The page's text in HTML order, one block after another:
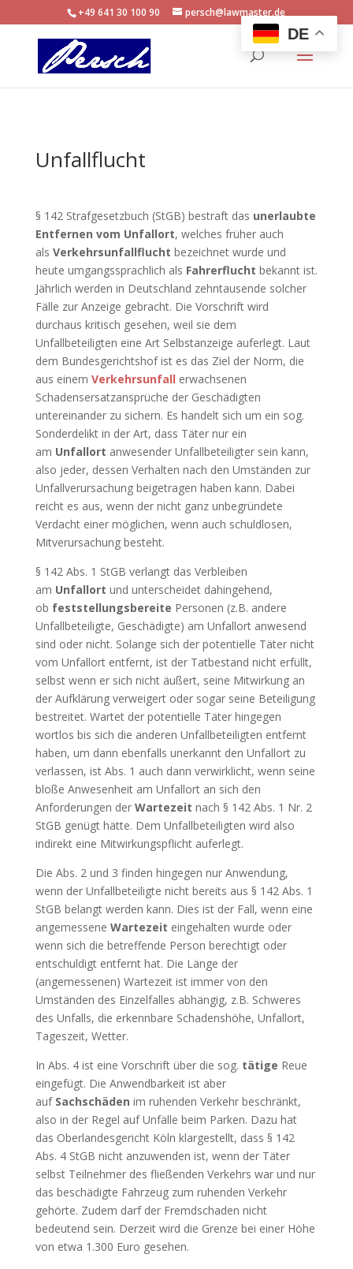
+49 641 30 100 90 persch@lawmaster.de
Unfallflucht
§ 142 Strafgesetzbuch (StGB) bestraft das unerlaubte
Entfernen vom Unfallort, welches früher auch
als Verkehrsunfallflucht bezeichnet wurde und
heute umgangssprachlich als Fahrerflucht bekannt ist.
Jährlich werden in Deutschland zehntausende solcher
Fälle zur Anzeige gebracht. Die Vorschrift wird
durchaus kritisch gesehen, weil sie dem
Unfallbeteiligten eine Art Selbstanzeige auferlegt. Laut
dem Bundesgerichtshof ist es das Ziel der Norm, die
aus einem Verkehrsunfall erwachsenen
Schadensersatzansprüche der Geschädigten
untereinander zu sichern. Es handelt sich um ein sog.
Sonderdelikt in der Art, dass Täter nur ein
am Unfallort anwesender Unfallbeteiligter sein kann,
also jeder, dessen Verhalten nach den Umständen zur
Unfallverursachung beigetragen haben kann. Dabei
reicht es aus, wenn der nicht ganz unbegründete
Verdacht einer möglichen, wenn auch schuldlosen,
Mitverursachung besteht.
§ 142 Abs. 1 StGB verlangt das Verbleiben
am Unfallort und unterscheidet dahingehend,
ob feststellungsbereite Personen (z.B. andere
Unfallbeteiligte, Geschädigte) am Unfallort anwesend
sind oder nicht. Solange sich der potentielle Täter nicht
vom Unfallort entfernt, ist der Tatbestand nicht erfüllt,
selbst wenn er sich nicht äußert, seine Mitwirkung an
der Aufklärung verweigert oder sogar seine Beteiligung
bestreitet. Wartet der potentielle Täter hingegen
wortlos bis sich die anderen Unfallbeteiligten entfernt
haben, um dann ebenfalls unerkannt den Unfallort zu
verlassen, ist Abs. 1 auch dann verwirklicht, wenn seine
bloße Anwesenheit am Unfallort an sich den
Anforderungen der Wartezeit nach § 142 Abs. 1 Nr. 2
StGB genügt hätte. Dem Unfallbeteiligten wird also
indirekt eine Mitwirkungspflicht auferlegt.
Die Abs. 2 und 3 finden hingegen nur Anwendung,
wenn der Unfallbeteiligte nicht bereits aus § 142 Abs. 1
StGB belangt werden kann. Dies ist der Fall, wenn eine
angemessene Wartezeit eingehalten wurde oder
wenn sich die betreffende Person berechtigt oder
entschuldigt entfernt hat. Die Länge der
(angemessenen) Wartezeit ist immer von den
Umständen des Einzelfalles abhängig, z.B. Schweres
des Unfalls, die erkennbare Schadenshöhe, Unfallort,
Tageszeit, Wetter.
In Abs. 4 ist eine Vorschrift über die sog. tätige Reue
eingefügt. Die Anwendbarkeit ist aber
auf Sachschäden im ruhenden Verkehr beschränkt,
also in der Regel auf Unfälle beim Parken. Dazu hat
das Oberlandesgericht Köln klargestellt, dass § 142
Abs. 4 StGB nicht anzuwenden ist, wenn der Täter
selbst Teilnehmer des fließenden Verkehrs war und nur
das beschädigte Fahrzeug zum ruhenden Verkehr
gehörte. Zudem darf der Fremdschaden nicht
bedeutend sein. Derzeit wird die Grenze bei einer Höhe
von etwa 1.300 Euro gesehen.
DE